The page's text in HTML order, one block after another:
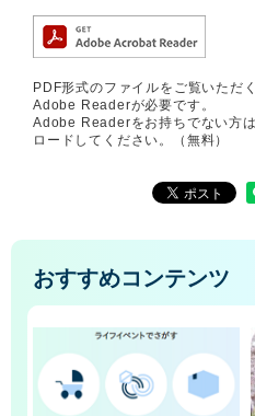
PDF形式のファイルをご覧いただ
Adobe Readerが必要です。
Adobe Readerをお持ちでない方
ロードしてください。（無料）
おすすめコンテンツ